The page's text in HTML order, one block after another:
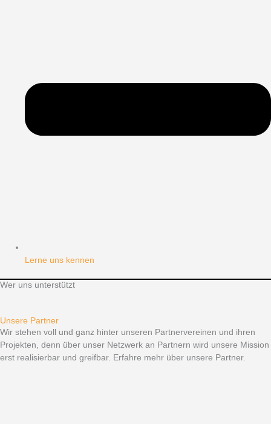
Lerne uns kennen
Wer uns unterstützt
Unsere Partner
Wir stehen voll und ganz hinter unseren Partnervereinen und ihren
Projekten, denn über unser Netzwerk an Partnern wird unsere Mission
erst realisierbar und greifbar. Erfahre mehr über unsere Partner.